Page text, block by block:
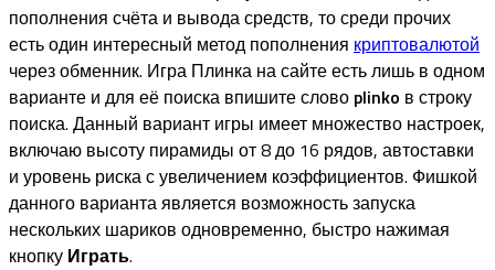
пополнения счёта и вывода средств, то среди прочих
есть один интересный метод пополнения криптовалютой
через обменник. Игра Плинка на сайте есть лишь в одном
варианте и для её поиска впишите слово plinko в строку
поиска. Данный вариант игры имеет множество настроек,
включаю высоту пирамиды от 8 до 16 рядов, автоставки
и уровень риска с увеличением коэффициентов. Фишкой
данного варианта является возможность запуска
нескольких шариков одновременно, быстро нажимая
кнопку Играть.